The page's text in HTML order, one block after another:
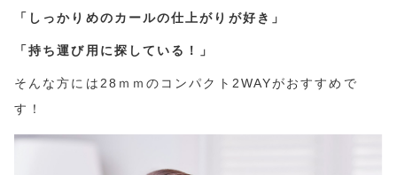
「しっかりめのカールの仕上がりが好き」
「持ち運び用に探している！」
そんな方には28ｍｍのコンパクト2WAYがおすすめで
す！